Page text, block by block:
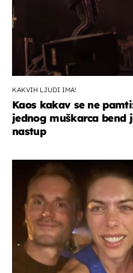
KAKVIH LJUDI IMA!
Kaos kakav se ne
jednog muškarca
nastup